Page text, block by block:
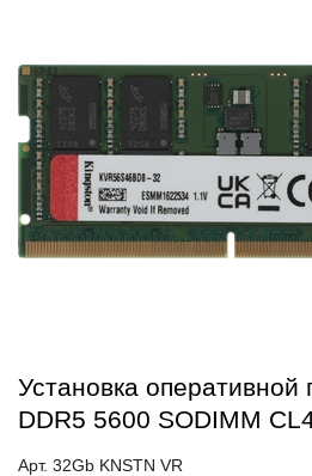
Установка оперативной
DDR5 5600 SODIMM
Арт. 32Gb KNSTN VR